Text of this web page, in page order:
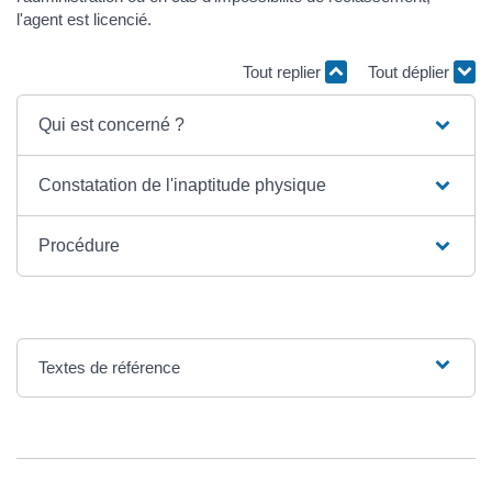
l'agent est licencié.
Tout replier Tout déplier
Qui est concerné ?
Constatation de l'inaptitude physique
Procédure
Textes de référence